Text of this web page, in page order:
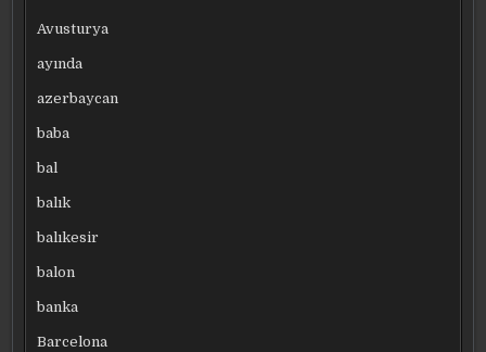
Avusturya
ayında
azerbaycan
baba
bal
balık
balıkesir
balon
banka
Barcelona